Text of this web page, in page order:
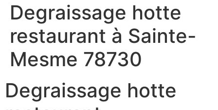
Degraissage hotte
restaurant à Sainte-
Mesme 78730
Degraissage hotte